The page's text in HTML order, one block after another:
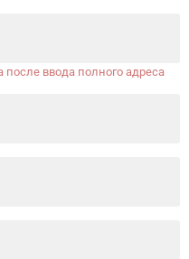
после ввода полного адреса